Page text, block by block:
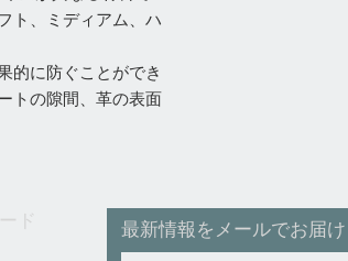
ト、ミディアム、ハ
的に防ぐことができ
トの隙間、革の表面
ド 最新情報をメールでお届